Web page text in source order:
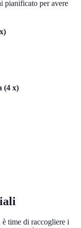
pianificato per avere
(4 x)
time di raccogliere i